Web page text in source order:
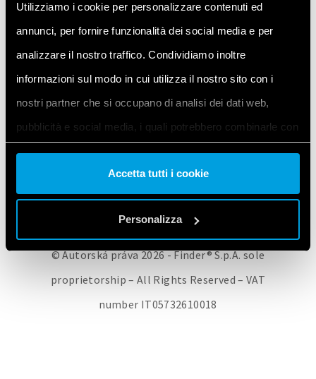
Utilizziamo i cookie per personalizzare contenuti ed
annunci, per fornire funzionalità dei social media e per
analizzare il nostro traffico. Condividiamo inoltre
informazioni sul modo in cui utilizza il nostro sito con i
nostri partner che si occupano di analisi dei dati web,
pubblicità e social media, i quali potrebbero combinarle con
altre informazioni che ha fornito loro o che hanno raccolto
dal suo utilizzo dei loro servizi. Acconsenta ai nostri cookie
se continua ad utilizzare il nostro sito web.
Accetta tutti i cookie
Personalizza
ZMĚNA VAŠEHO NASTAVENÍ COOKIES / ODVOLÁNÍ VAŠEHO SOUHLASU
© Autorská práva 2026 - Finder® S.p.A. sole
proprietorship – All Rights Reserved – VAT
number IT05732610018